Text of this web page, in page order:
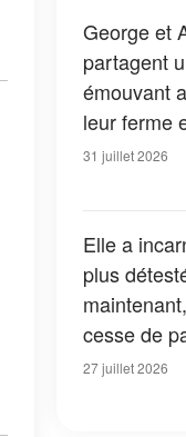
George et
partagent
émouvant
leur ferme
des feux
31 juillet 2026
Elle a
plus
cesse de
apparition
27 juillet 2026